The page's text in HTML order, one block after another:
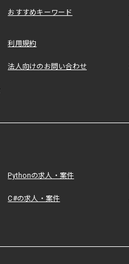
おすすめキーワード
利用規約
法人向けのお問い合わせ
Pythonの求人・案件
C#の求人・案件